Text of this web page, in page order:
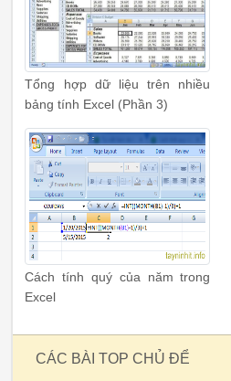
Tổng hợp dữ liệu trên nhiều
bảng tính Excel (Phần 3)
Cách tính quý của năm trong
Excel
CÁC BÀI TOP CHỦ ĐỂ